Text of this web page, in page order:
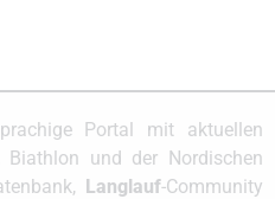
Portal mit aktuellen
und der Nordischen
Langlauf-Community